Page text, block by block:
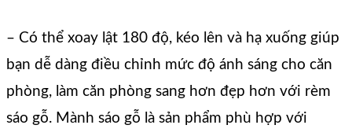
– Có thể xoay lật 180 độ, kéo lên và hạ xuống giúp
bạn dễ dàng điều chỉnh mức độ ánh sáng cho căn
phòng, làm căn phòng sang hơn đẹp hơn với rèm
sáo gỗ. Mành sáo gỗ là sản phẩm phù hợp với